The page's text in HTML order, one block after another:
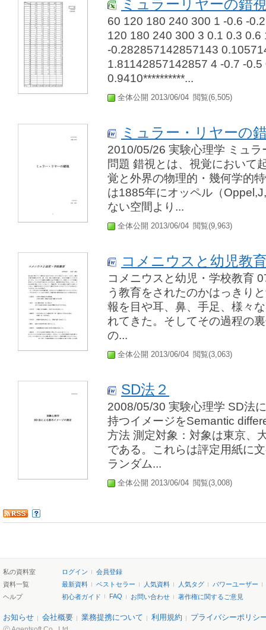
ミュラーリヤーの錯
60 120 180 240 300 1 -0.6 -
120 180 240 300 3 0.1 0.3 0.6
-0.282857142857143
1.81142857142857 4 -0.7 -
0.9410**********...
全体公開 2013/06/04 閲覧(6,505)
ミュラー・リヤーの
2010/05/26 実験心理学 ミュ
問題 錯視とは、視覚において
覚と外界の物理的・幾何学的
は1885年にオッペル（
ない空間より...
全体公開 2013/06/04 閲覧(9,963)
コメニウスと幼児教
コメニウスと幼児・学校教育
う教育をされたのかはっきり
報を目や耳、鼻、手足、様々
れてきた。そしてその過程の
の...
全体公開 2013/06/04 閲覧(3,063)
SD法２
2008/05/30 実験心理学 SD法
持つイメージをSemantic
方法 測定対象：対象は東京、
である。これらは評定用紙に
ランダム...
全体公開 2013/06/04 閲覧(3,008)
私の資料室 ログイン
会員登録
資料一覧
最新資料 ベストセラー 人気資料 人気タグ
パワーユーザー
ヘルプ
初心者ガイド FAQ お問い合わせ 著作権に関するご意見
お知らせ 会社概要 業務提携について 利用規約 プライバシーポリシ